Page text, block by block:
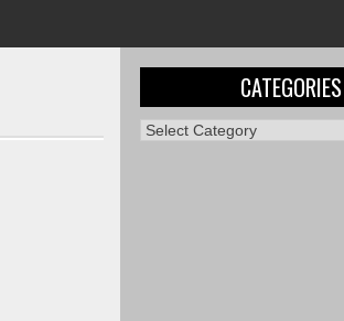
CATEGORIES
Categories